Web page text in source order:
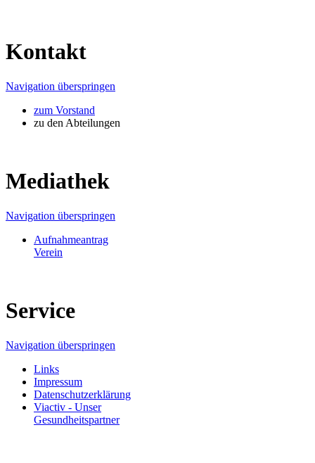
Kontakt
Navigation überspringen
zum Vorstand
zu den Abteilungen
Mediathek
Navigation überspringen
Aufnahmeantrag
Verein
Service
Navigation überspringen
Links
Impressum
Datenschutzerklärung
Viactiv - Unser
Gesundheitspartner